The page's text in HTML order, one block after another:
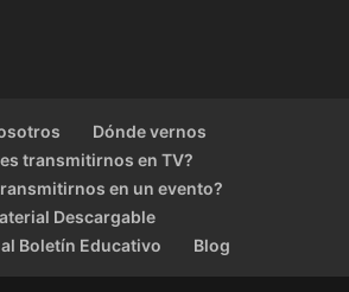
Dónde vernos
transmitirnos en TV?
en un evento?
Descargable
Boletín Educativo
Blog